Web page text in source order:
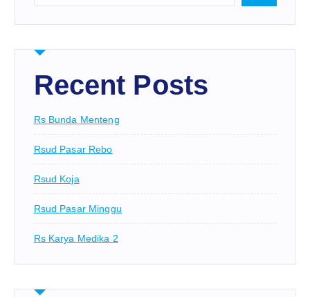
Recent Posts
Rs Bunda Menteng
Rsud Pasar Rebo
Rsud Koja
Rsud Pasar Minggu
Rs Karya Medika 2